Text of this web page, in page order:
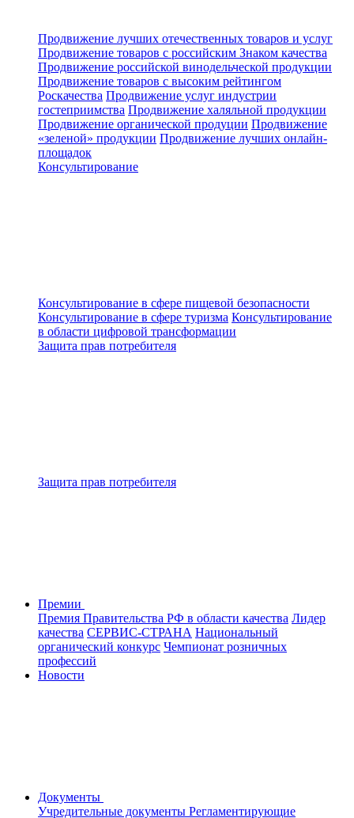
Продвижение лучших отечественных товаров и услуг
Продвижение товаров с российским Знаком качества
Продвижение российской винодельческой продукции
Продвижение товаров с высоким рейтингом
Роскачества Продвижение услуг индустрии
гостеприимства Продвижение халяльной продукции
Продвижение органической продуции Продвижение
«зеленой» продукции Продвижение лучших онлайн-
площадок
Консультирование
Консультирование в сфере пищевой безопасности
Консультирование в сфере туризма Консультирование
в области цифровой трансформации
Защита прав потребителя
Защита прав потребителя
Премии
Премия Правительства РФ в области качества Лидер
качества СЕРВИС-СТРАНА Национальный
органический конкурс Чемпионат розничных
профессий
Новости
Документы
Учредительные документы Регламентирующие